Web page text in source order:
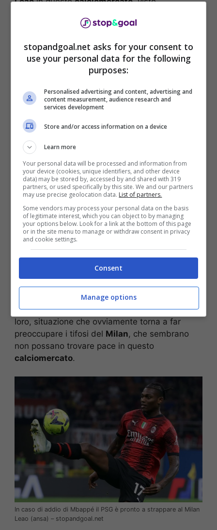
Questo è stato scaturito dalla possibile
partenza daParigidi Kylian Mbappé, che
potrebbe essere messo all’uscio della porta per
monetizzare da una sua partenza considerata
la sua decisione di non rinnovare col club
francese. Venderlo significa per il
incassare almeno200 milioni di euro, cifra che
Al Khelaifi sarebbe poi pronto a reinvestire tutta
proprio suRafael Leao
Possiamo dunque dire che ifuturi
crackde calcio mondiale sono intrecciati fra di
loro, situazione che ovviamente torna a far
preoccupare i tifosi del Milan, che sembrano
non possano trovare pace in questo
calciomercato.
In caso di addio di Mbappé il PSG è pronto a strappare al Milan
Leao (ansa) – stopandgoal.net
stopandgoal.net asks for your consent to
use your personal data for the following
purposes:
Personalised advertising and content, advertising and
content measurement, audience research and
services development
Store and/or access information on a device
Learn more
Your personal data will be processed and information from
your device (cookies, unique identifiers, and other device
data) may be stored by, accessed by and shared with 319
partners, or used specifically by this site. We and our partners
may use precise geolocation data. List of partners.
Some vendors may process your personal data on the basis
of legitimate interest, which you can object to by managing
your options below. Look for a link at the bottom of this page
or in the site menu to manage or withdraw consent in privacy
and cookie settings.
Consent
Manage options